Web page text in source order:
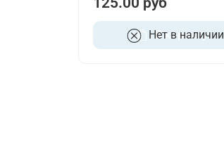
Нет в наличии
В корзину